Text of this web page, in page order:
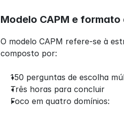
Modelo CAPM e formato
O modelo CAPM refere-se à
composto por:
150 perguntas de escolha
Três horas para concluir
Foco em quatro domínios: